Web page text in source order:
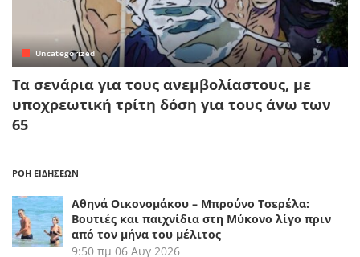
Uncategorized
Τα σενάρια για τους ανεμβολίαστους, με
υποχρεωτική τρίτη δόση για τους άνω των
65
ΡΟΗ ΕΙΔΗΣΕΩΝ
Αθηνά Οικονομάκου – Μπρούνο Τσερέλα:
Βουτιές και παιχνίδια στη Μύκονο λίγο πριν
από τον μήνα του μέλιτος
9:50 πμ 06 Αυγ 2026